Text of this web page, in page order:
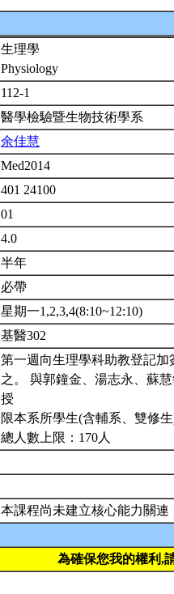
生理學
Physiology
112-1
醫學檢驗暨生物技術學系
余佳慧
Med2014
401 24100
01
4.0
半年
必帶
星期一1,2,3,4(8:10~12:10)
基醫302
第一週向生理學科助教登記
之。 與郭鐘金、湯志永、蘇
授
限本系所學生(含輔系、雙修
總人數上限：170人
本課程尚未建立核心能力關連
為確保您我的權利,